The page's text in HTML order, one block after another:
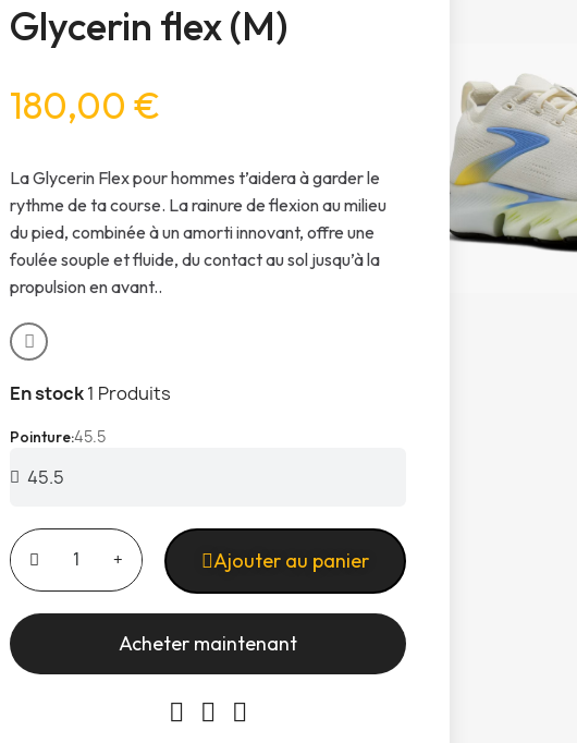
Glycerin flex (M)
180,00 €
La Glycerin Flex pour hommes t’aidera à garder le
rythme de ta course. La rainure de flexion au milieu
du pied, combinée à un amorti innovant, offre une
foulée souple et fluide, du contact au sol jusqu’à la
propulsion en avant..
En stock1 Produits
Pointure45.5
Ajouter au panier
Acheter maintenant